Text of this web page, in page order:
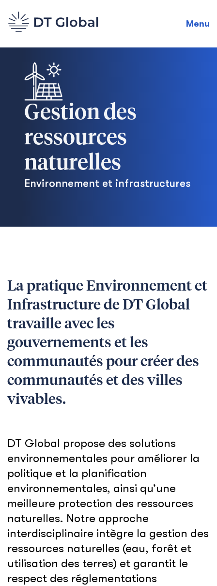
Menu
Gestion des
ressources
naturelles
Environnement et infrastructures
La pratique Environnement et
Infrastructure de DT Global
travaille avec les
gouvernements et les
communautés pour créer des
communautés et des villes
vivables.
DT Global propose des solutions
environnementales pour améliorer la
politique et la planification
environnementales, ainsi qu’une
meilleure protection des ressources
naturelles. Notre approche
interdisciplinaire intègre la gestion des
ressources naturelles (eau, forêt et
utilisation des terres) et garantit le
respect des réglementations